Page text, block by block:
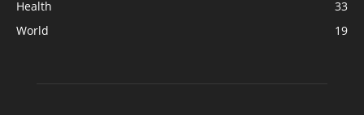
Health
33
World
19